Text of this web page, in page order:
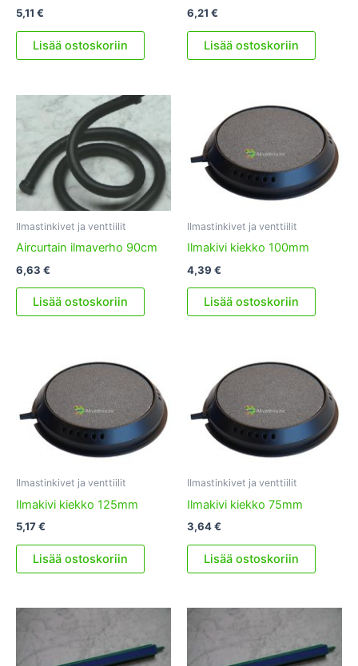
5,11 €
Lisää ostoskoriin
6,21 €
Lisää ostoskoriin
Ilmastinkivet ja venttiilit
Aircurtain ilmaverho 90cm
6,63 €
Lisää ostoskoriin
Ilmastinkivet ja venttiilit
Ilmakivi kiekko 100mm
4,39 €
Lisää ostoskoriin
Ilmastinkivet ja venttiilit
Ilmakivi kiekko 125mm
5,17€
Lisää ostoskoriin
Ilmastinkivet ja venttiilit
Ilmakivi kiekko 75mm
3,64€
Lisää ostoskoriin